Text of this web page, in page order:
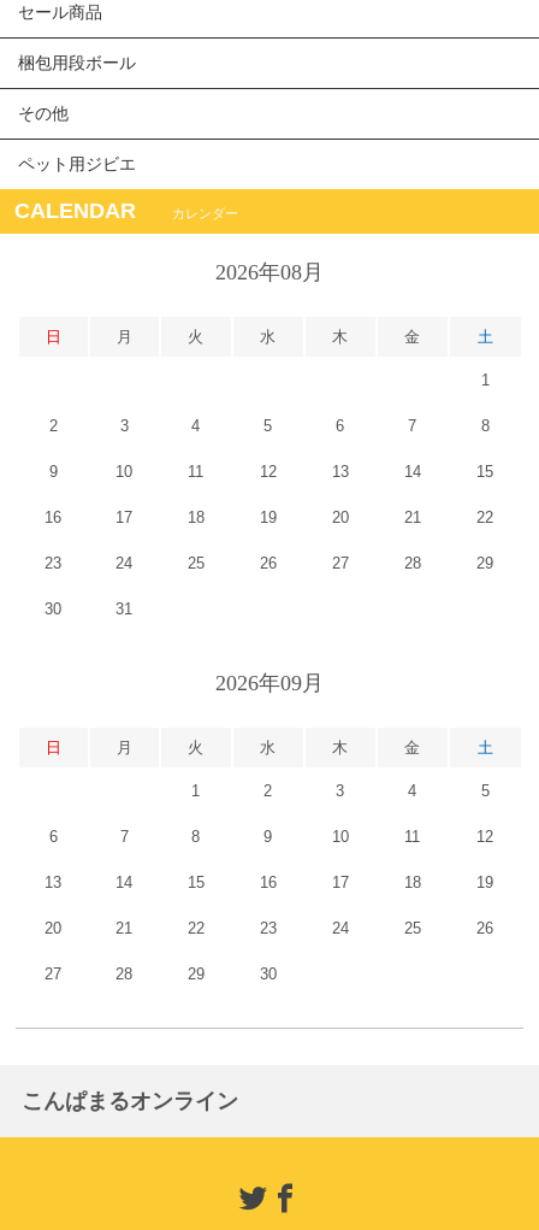
セール商品
梱包用段ボール
その他
ペット用ジビエ
CALENDAR カレンダー
2026年08月
日 月 火 水 木 金 土
1
2 3 4 5 6 7 8
9 10 11 12 13 14 15
16 17 18 19 20 21 22
23 24 25 26 27 28 29
30 31
2026年09月
日 月 火 水 木 金 土
1 2 3 4 5
6 7 8 9 10 11 12
13 14 15 16 17 18 19
20 21 22 23 24 25 26
27 28 29 30
こんぱまるオンライン